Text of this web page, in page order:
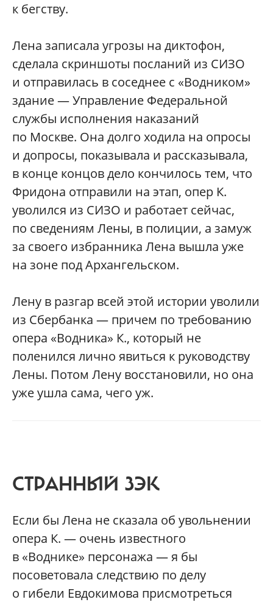
к бегству.
Лена записала угрозы на диктофон,
сделала скриншоты посланий из СИЗО
и отправилась в соседнее с «Водником»
здание — Управление Федеральной
службы исполнения наказаний
по Москве. Она долго ходила на опросы
и допросы, показывала и рассказывала,
в конце концов дело кончилось тем, что
Фридона отправили на этап, опер К.
уволился из СИЗО и работает сейчас,
по сведениям Лены, в полиции, а замуж
за своего избранника Лена вышла уже
на зоне под Архангельском.
Лену в разгар всей этой истории уволили
из Сбербанка — причем по требованию
опера «Водника» К., который не
поленился лично явиться к руководству
Лены. Потом Лену восстановили, но она
уже ушла сама, чего уж.
СТРАННЫЙ ЗЭК
Если бы Лена не сказала об увольнении
опера К. — очень известного
в «Воднике» персонажа — я бы
посоветовала следствию по делу
о гибели Евдокимова присмотреться